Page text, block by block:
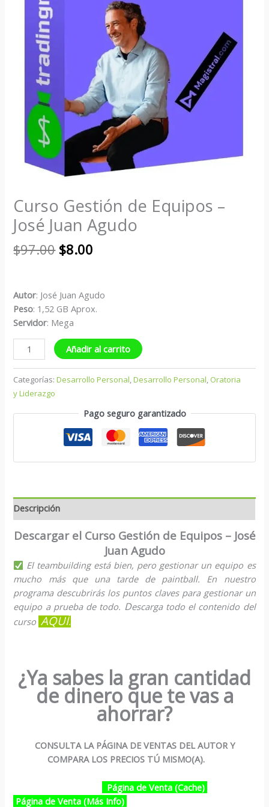
Curso Gestión de Equipos –
José Juan Agudo
$97.00 $8.00
Autor: José Juan Agudo
Peso: 1,52 GB Aprox.
Servidor: Mega
Añadir al carrito
Categorías:Desarrollo Personal,Desarrollo Personal, Oratoria
y Liderazgo
Pago seguro garantizado
Descripción
Descargar el Curso Gestión de Equipos – José
Juan Agudo
El teambuilding está bien, pero gestionar un equipo es
mucho más que una tarde de paintball. En nuestro
programa descubrirás los puntos claves para gestionar un
equipo a prueba de todo. Descarga todo el contenido del
curso AQUÍ.
¿Ya sabes la gran cantidad
de dinero que te vas a
ahorrar?
CONSULTA LA PÁGINA DE VENTAS DEL AUTOR Y
COMPARA LOS PRECIOS TÚ MISMO(A).
Página de Venta (Cache)
Página de Venta (Más Info)